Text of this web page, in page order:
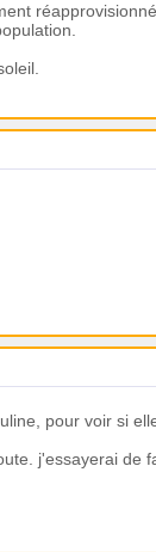
pour voir si
j'essayerai de